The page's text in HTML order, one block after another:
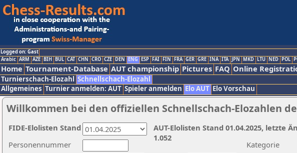
Logged on: Gast
Arabic ARM AZE BIH BUL CAT CHN CRO CZE DEN ENG ESP FAI FIN FRA GER GRE INA ITA JPN MKD LTU NED POL
Home Tournament-Database AUT championship Pictures FAQ Online
Turnierschach-Elozahl Schnellschach-Elozahl
Allgemeines Turnier anmelden: AUT Spieler anmelden Elo AUT Elo Vorschau
Willkommen bei den offiziellen Schnellschach-Elozahlen
Kategorie
Personennummer
AUT-Elolisten Stand 01.04.2025, letzte
1.052
FIDE-Elolisten Stand